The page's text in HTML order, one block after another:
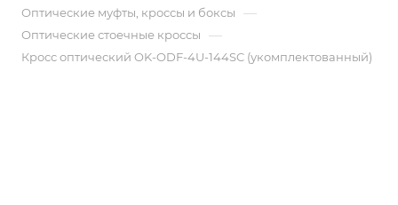
Оптические муфты, кроссы и боксы —
Оптические стоечные кроссы —
Кросс оптический OK-ODF-4U-144SC (укомплектованный)